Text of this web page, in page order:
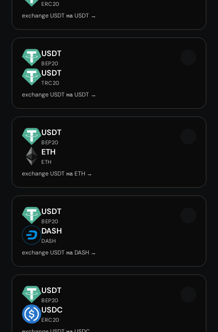
ERC20
exchange USDT на USDT →
USDT
BEP20
USDT
TRC20
exchange USDT на USDT →
USDT
BEP20
ETH
ETH
exchange USDT на ETH →
USDT
BEP20
DASH
DASH
exchange USDT на DASH →
USDT
BEP20
USDC
ERC20